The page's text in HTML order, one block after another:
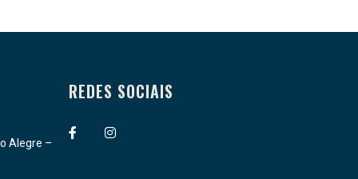
Alegre –
REDES SOCIAIS